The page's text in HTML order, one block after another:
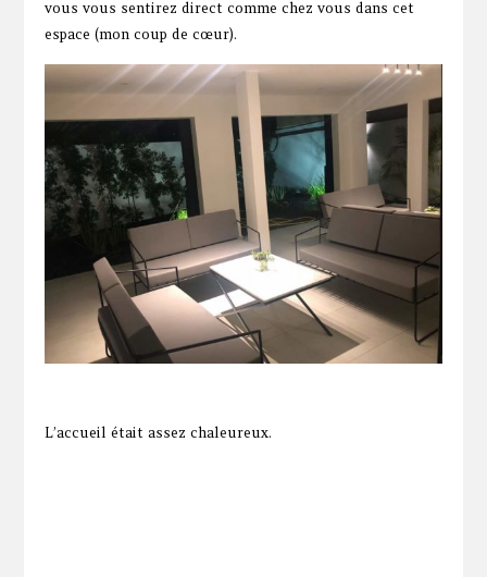
vous vous sentirez direct comme chez vous dans cet
espace (mon coup de cœur).
L’accueil était assez chaleureux.